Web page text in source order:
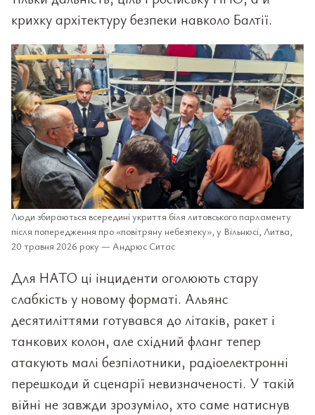
крихку архітектуру безпеки навколо Балтії.
Люди збираються всередині укриття біля литовського парламенту
після попередження про «повітряну небезпеку», у Вільнюсі, Литва,
20 травня 2026 року — Андрюс Ситас
Для НАТО ці інциденти оголюють стару
слабкість у новому форматі. Альянс
десятиліттями готувався до літаків, ракет і
танкових колон, але східний фланг тепер
атакують малі безпілотники, радіоелектронні
перешкоди й сценарії невизначеності. У такій
війні не завжди зрозуміло, хто саме натиснув